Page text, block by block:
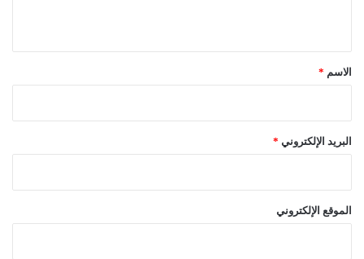
*الاسم *
البريد الإلكتروني *
الموقع الإلكتروني